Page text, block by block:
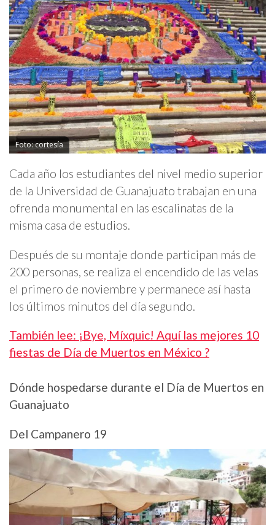
Foto: cortesía
Cada año los estudiantes del nivel medio superior
de la Universidad de Guanajuato trabajan en una
ofrenda monumental en las escalinatas de la
misma casa de estudios.
Después de su montaje donde participan más de
200 personas, se realiza el encendido de las velas
el primero de noviembre y permanece así hasta
los últimos minutos del día segundo.
También lee: ¡Bye, Míxquic! Aquí las mejores 10
fiestas de Día de Muertos en México ?
Dónde hospedarse durante el Día de Muertos en
Guanajuato
Del Campanero 19